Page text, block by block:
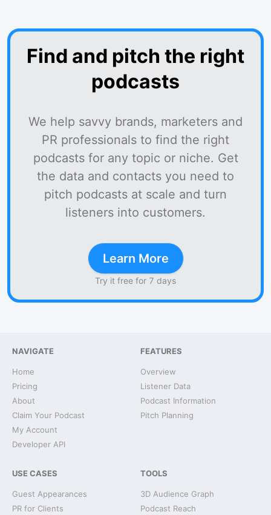
Find and pitch the right
podcasts
We help savvy brands, marketers and
PR professionals to find the right
podcasts for any topic or niche. Get
the data and contacts you need to
pitch podcasts at scale and turn
listeners into customers.
Learn More
Try it free for 7 days
NAVIGATE
Home
Pricing
About
Claim Your Podcast
My Account
Developer API
FEATURES
Overview
Listener Data
Podcast Information
Pitch Planning
USE CASES
Guest Appearances
PR for Clients
TOOLS
3D Audience Graph
Podcast Reach